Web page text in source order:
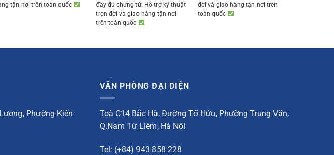
tận nơi trên toàn quốc
đầy đủ chứng từ. Hỗ trợ kỹ thuật
trọn đời và giao hàng tận nơi
trên toàn quốc
đời và giao hàng tận nơi trên
toàn quốc
Phường Kiến
VĂN PHÒNG ĐẠI DIỆN
Toà C14 Bắc Hà, Đường Tố Hữu, Phường Trung Văn,
Q.Nam Từ Liêm, Hà Nội
Tel: (+84) 943 858 228